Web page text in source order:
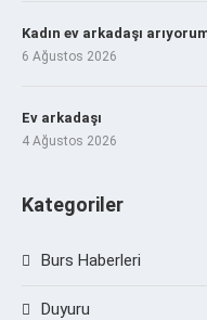
Kadın ev arkadaşı
6 Ağustos 2026
Ev arkadaşı
4 Ağustos 2026
Kategoriler
Burs Haberleri
Duyuru